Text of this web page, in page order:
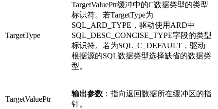
TargetType
TargetValuePtr缓冲中的C数据类型的类型
标识符。若TargetType为
SQL_ARD_TYPE，驱动使用ARD中
SQL_DESC_CONCISE_TYPE字段的类型
标识符。若为SQL_C_DEFAULT，驱动
根据源的SQL数据类型选择缺省的数据类
型。
TargetValuePtr
输出参数 ：指向返回数据所在缓冲区的指
针。